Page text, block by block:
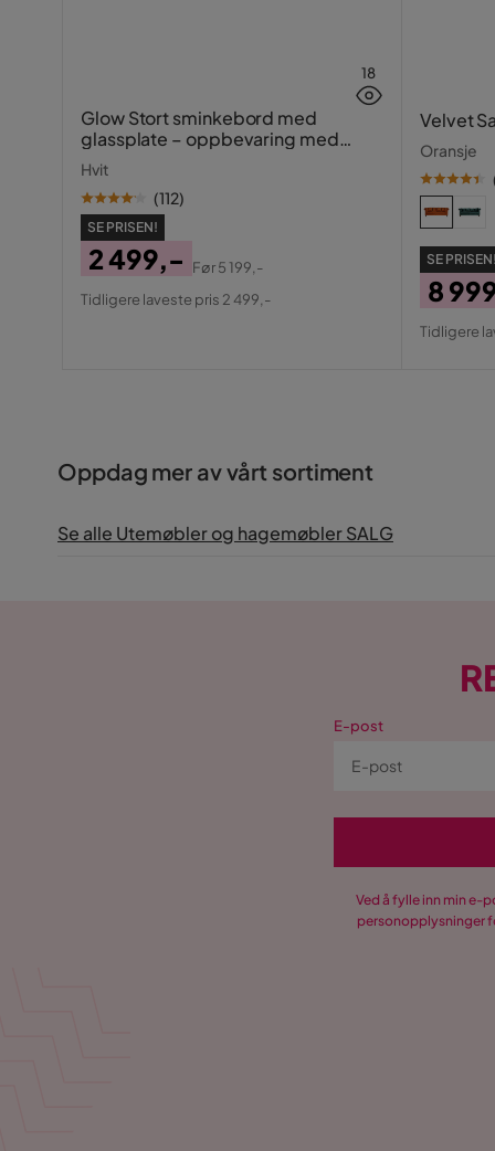
18
Glow Stort sminkebord med
glassplate – oppbevaring med
skuffer og rom 120 cm
Hvit
(112)
SE PRISEN!
Pris
2 499,-
Original
Før5 199,-
Tidligere laveste pris 2 499,-
Velvet
Oransje
SE PRISEN!
Pris
8
Tidligere
Oppdag mer av vårt sortiment
Se alle Utemøbler og hagemøbler SALG
E-post
Ved å fylle inn min e-
personopplysninger